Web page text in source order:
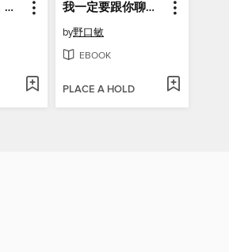
不是搞不定人，是搞不懂人性 我一定要跟你聊超過15分鐘
by野口敏
EBOOK
PLACE A HOLD